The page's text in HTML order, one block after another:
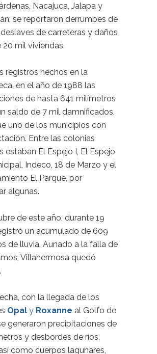
Nacajuca, Jalapa y
se reportaron derrumbes de
de carreteras y daños
20 mil viviendas.
registros hechos en la
en el año de 1988 las
de hasta 641 milímetros
saldo de 7 mil damnificados,
uno de los municipios con
Entre las colonias
estaban El Espejo I, El Espejo
Indeco, 18 de Marzo y el
El Parque, por
algunas.
de este año, durante 19
un acumulado de 609
de lluvia. Aunado a la falla de
Villahermosa quedó
con la llegada de los
Opal y Roxanne al Golfo de
generaron precipitaciones de
y desbordes de ríos,
como cuerpos lagunares,